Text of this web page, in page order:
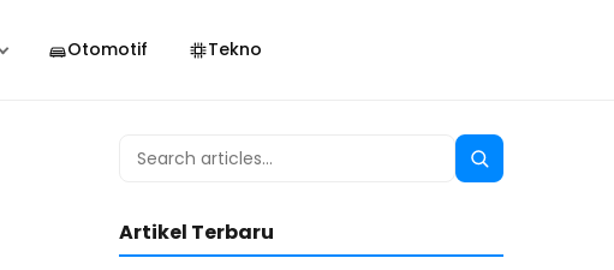
Otomotif Tekno
Search
Search
Artikel Terbaru